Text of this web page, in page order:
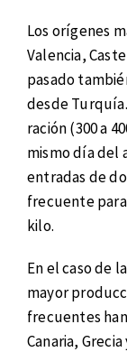
Los orígenes
Valencia,
pasado
desde
ración (300 a
mismo día del
entradas de
frecuente
kilo.
En el caso de
mayor
frecuentes
Canaria,